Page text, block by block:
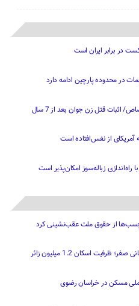
در برابر ایران است
در محدوده پارچین ادامه دارد
اثبات قتل زن جوان بعد از 7 سال
آمریکای از نفس‌افتاده است
زباله‌سوز امکان‌پذیر است
از حقوق ملت عقب‌نشینی کرد
ظرفیت اسکان 1.2 میلیون زائر